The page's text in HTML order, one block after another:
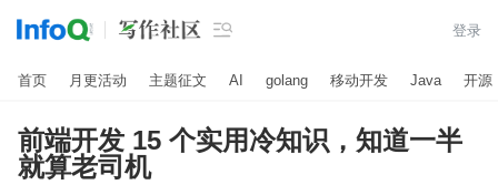
 登录
首页 月更活动 主题征文 AI golang 移动开发 Java 开源
前端开发 15 个实用冷知识，知道一半
就算老司机